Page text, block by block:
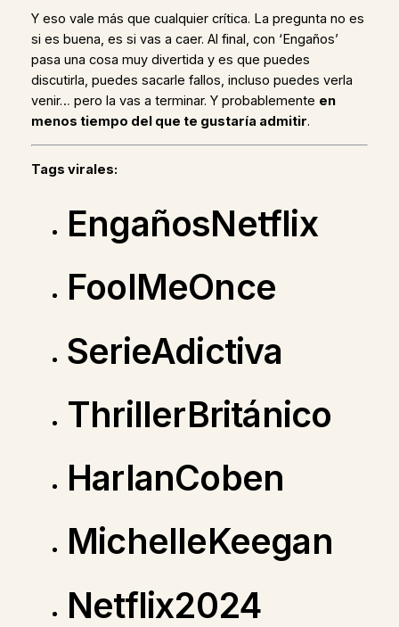
Y eso vale más que cualquier crítica. La pregunta no es
si es buena, es si vas a caer. Al final, con ‘Engaños’
pasa una cosa muy divertida y es que puedes
discutirla, puedes sacarle fallos, incluso puedes verla
venir… pero la vas a terminar. Y probablemente en
menos tiempo del que te gustaría admitir.
Tags virales:
EngañosNetflix
FoolMeOnce
SerieAdictiva
ThrillerBritánico
HarlanCoben
MichelleKeegan
Netflix2024